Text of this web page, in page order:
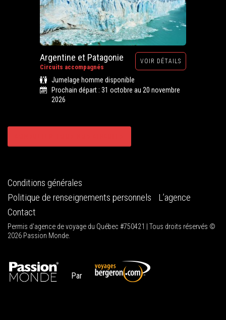
Argentine et Patagonie
Circuits accompagnés
VOIR DÉTAILS
Jumelage homme disponible
Prochain départ : 31 octobre au 20 novembre
2026
Conditions générales
Politique de renseignements personnels
L’agence
Contact
Permis d'agence de voyage du Québec #750421 | Tous droits réservés ©
2026 Passion Monde.
Par